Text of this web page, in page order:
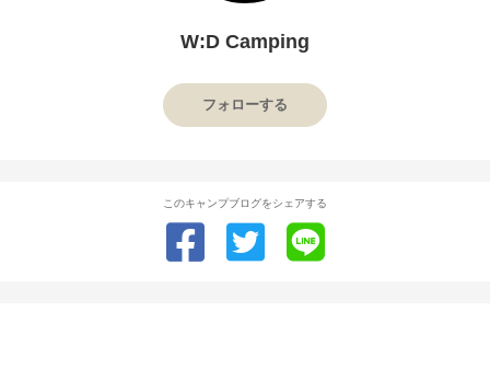
W:D Camping
フォローする
このキャンプブログをシェアする